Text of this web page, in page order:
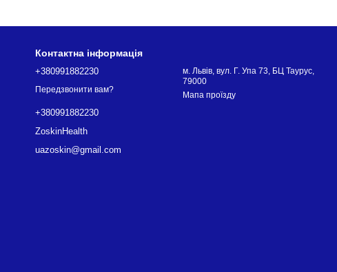
Контактна інформація
+380991882230
Передзвонити вам?
+380991882230
ZoskinHealth
uazoskin@gmail.com
м. Львів, вул. Г. Упа 73, БЦ Таурус,
79000
Мапа проїзду